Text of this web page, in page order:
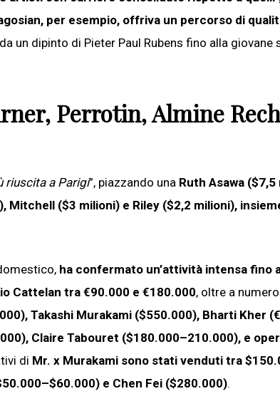
per esempio, offriva un percorso di
un dipinto di Pieter Paul Rubens fino alla
Perrotin, Almine
riuscita a Parigi”, piazzando una Ruth Asawa ($7,5
($3 milioni) e Riley ($2,2 milioni),
ha confermato un’attività intensa fino
Cattelan tra €90.000 e €180.000, oltre a
Takashi Murakami ($550.000), Bharti Kher
Claire Tabouret ($180.000–210.000), e
di Mr. x Murakami sono stati venduti tra
e Chen Fei ($280.000).